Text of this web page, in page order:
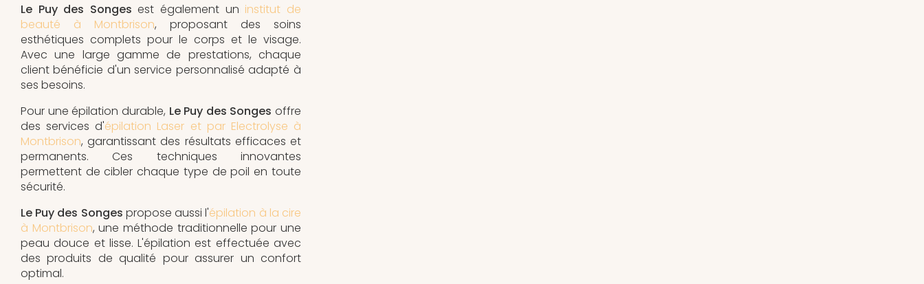
Le Puy des Songes est également un institut de
beauté à Montbrison, proposant des soins
esthétiques complets pour le corps et le visage.
Avec une large gamme de prestations, chaque
client bénéficie d'un service personnalisé adapté à
ses besoins.
Pour une épilation durable, Le Puy des Songes offre
des services d'épilation Laser et par Electrolyse à
Montbrison, garantissant des résultats efficaces et
permanents. Ces techniques innovantes
permettent de cibler chaque type de poil en toute
sécurité.
Le Puy des Songes propose aussi l'épilation à la cire
à Montbrison, une méthode traditionnelle pour une
peau douce et lisse. L'épilation est effectuée avec
des produits de qualité pour assurer un confort
optimal.